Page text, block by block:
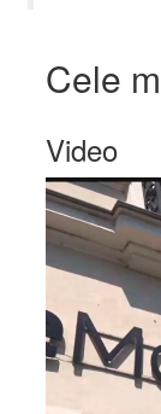
Cele
Video